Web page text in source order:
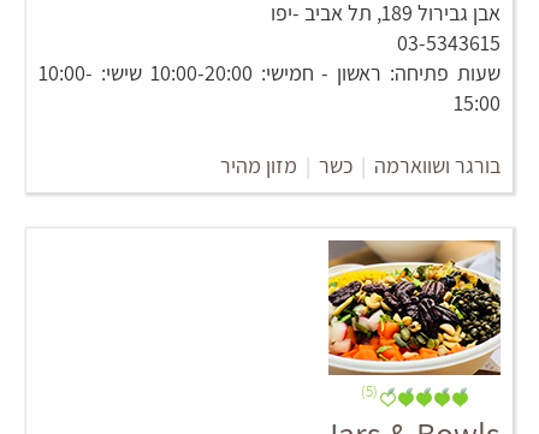
אבן גבירול 189, תל אביב -יפו
03-5343615
שעות פתיחה: ראשון - חמישי: 10:00-20:00 שישי: 10:00-
15:00
בורגר ושווארמה | כשר | מזון מהיר
(5)